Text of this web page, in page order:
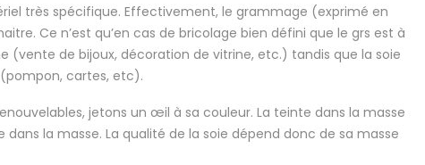
très spécifique. Effectivement, le grammage (exprimé en
Ce n’est qu’en cas de bricolage bien défini que le grs est à
(vente de bijoux, décoration de vitrine, etc.) tandis que la soie
(pompon, cartes, etc).
jetons un œil à sa couleur. La teinte dans la masse
la masse. La qualité de la soie dépend donc de sa masse